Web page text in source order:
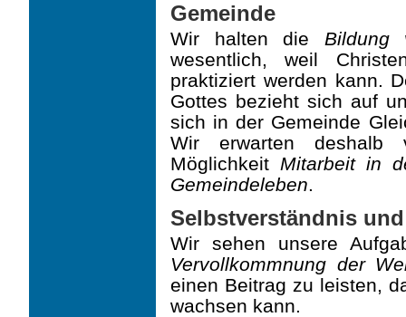
Gemeinde
Wir halten die Bildung
wesentlich, weil
praktiziert werden kann.
Gottes bezieht sich auf
sich in der Gemeinde
Wir erwarten deshalb
Möglichkeit Mitarbeit in
Gemeindeleben.
Selbstverständnis
Wir sehen unsere
Vervollkommnung der
einen Beitrag zu leisten,
wachsen kann.